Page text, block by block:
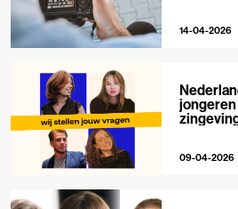
14-04-2026
09-04-2026